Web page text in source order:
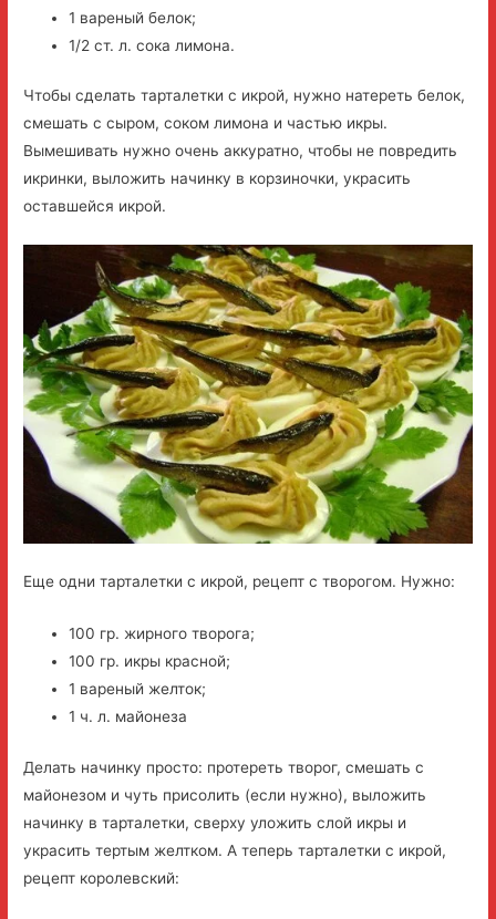
1 вареный белок;
1/2 ст. л. сока лимона.
Чтобы сделать тарталетки с икрой, нужно натереть белок,
смешать с сыром, соком лимона и частью икры.
Вымешивать нужно очень аккуратно, чтобы не повредить
икринки, выложить начинку в корзиночки, украсить
оставшейся икрой.
Еще одни тарталетки с икрой, рецепт с творогом. Нужно:
100 гр. жирного творога;
100 гр. икры красной;
1 вареный желток;
1 ч. л. майонеза
Делать начинку просто: протереть творог, смешать с
майонезом и чуть присолить (если нужно), выложить
начинку в тарталетки, сверху уложить слой икры и
украсить тертым желтком. А теперь тарталетки с икрой,
рецепт королевский: